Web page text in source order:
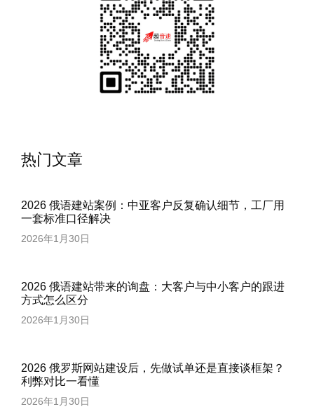
热门文章
2026 俄语建站案例：中亚客户反复确认细节，工厂用
一套标准口径解决
2026年1月30日
2026 俄语建站带来的询盘：大客户与中小客户的跟进
方式怎么区分
2026年1月30日
2026 俄罗斯网站建设后，先做试单还是直接谈框架？
利弊对比一看懂
2026年1月30日